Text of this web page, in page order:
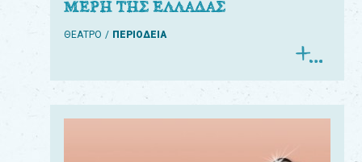
ΜΕΡΗ ΤΗΣ ΕΛΛΑΔΑΣ
ΘΕΑΤΡΟ ΠΕΡΙΟΔΕΙΑ